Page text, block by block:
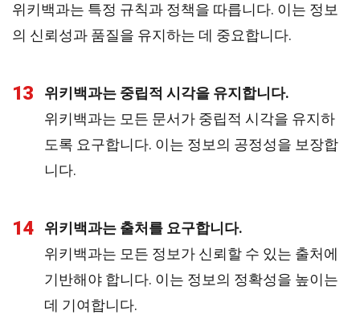
위키백과는 특정 규칙과 정책을 따릅니다. 이는 정보
의 신뢰성과 품질을 유지하는 데 중요합니다.
13
위키백과는 중립적 시각을 유지합니다.
위키백과는 모든 문서가 중립적 시각을 유지하
도록 요구합니다. 이는 정보의 공정성을 보장합
니다.
14
위키백과는 출처를 요구합니다.
위키백과는 모든 정보가 신뢰할 수 있는 출처에
기반해야 합니다. 이는 정보의 정확성을 높이는
데 기여합니다.